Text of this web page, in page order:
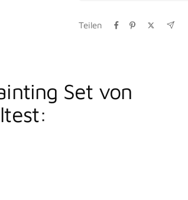
Teilen
Set von